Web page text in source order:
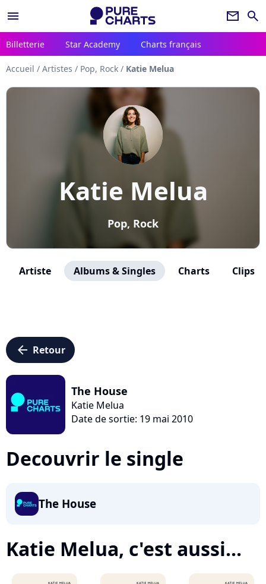
menu newsletter search
Billetterie Star Academy Charts français
Accueil / Artistes / Pop, Rock / Katie Melua
Katie Melua
Pop, Rock
Artiste Albums & Singles Charts Clips
arrow_left Retour
The House
Katie Melua
Date de sortie: 19 mai 2010
Decouvrir le single
The House
Katie Melua, c'est aussi...